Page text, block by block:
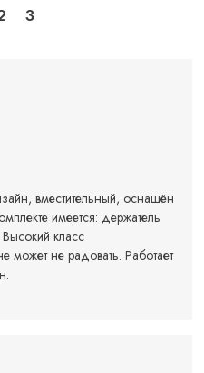
3
вместительный, оснащён
имеется: держатель
класс
может не радовать. Работает